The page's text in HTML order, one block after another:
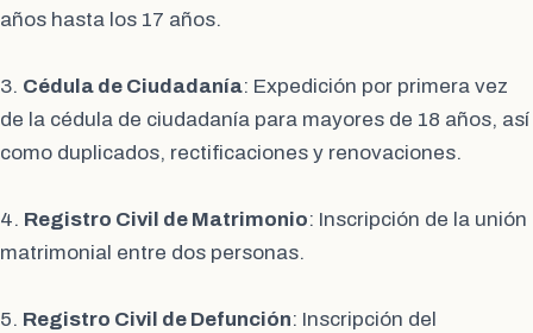
años hasta los 17 años.
3. Cédula de Ciudadanía: Expedición por primera vez
de la cédula de ciudadanía para mayores de 18 años, así
como duplicados, rectificaciones y renovaciones.
4. Registro Civil de Matrimonio: Inscripción de la unión
matrimonial entre dos personas.
5. Registro Civil de Defunción: Inscripción del